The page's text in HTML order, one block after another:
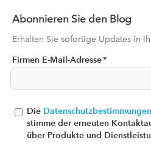
Abonnieren Sie den Blog
Erhalten Sie sofortige Updates in
Firmen E-Mail-Adresse*
Die Datenschutzbestimmungen
stimme der erneuten
über Produkte und